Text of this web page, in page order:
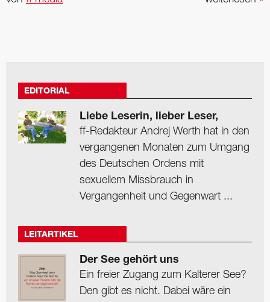
EDITORIAL
Liebe Leserin, lieber Leser,
ff-Redakteur Andrej Werth hat in den
vergangenen Monaten zum Umgang
des Deutschen Ordens mit
sexuellem Missbrauch in
Vergangenheit und Gegenwart ...
LEITARTIKEL
Der See gehört uns
Ein freier Zugang zum Kalterer See?
Den gibt es nicht. Dabei wäre ein